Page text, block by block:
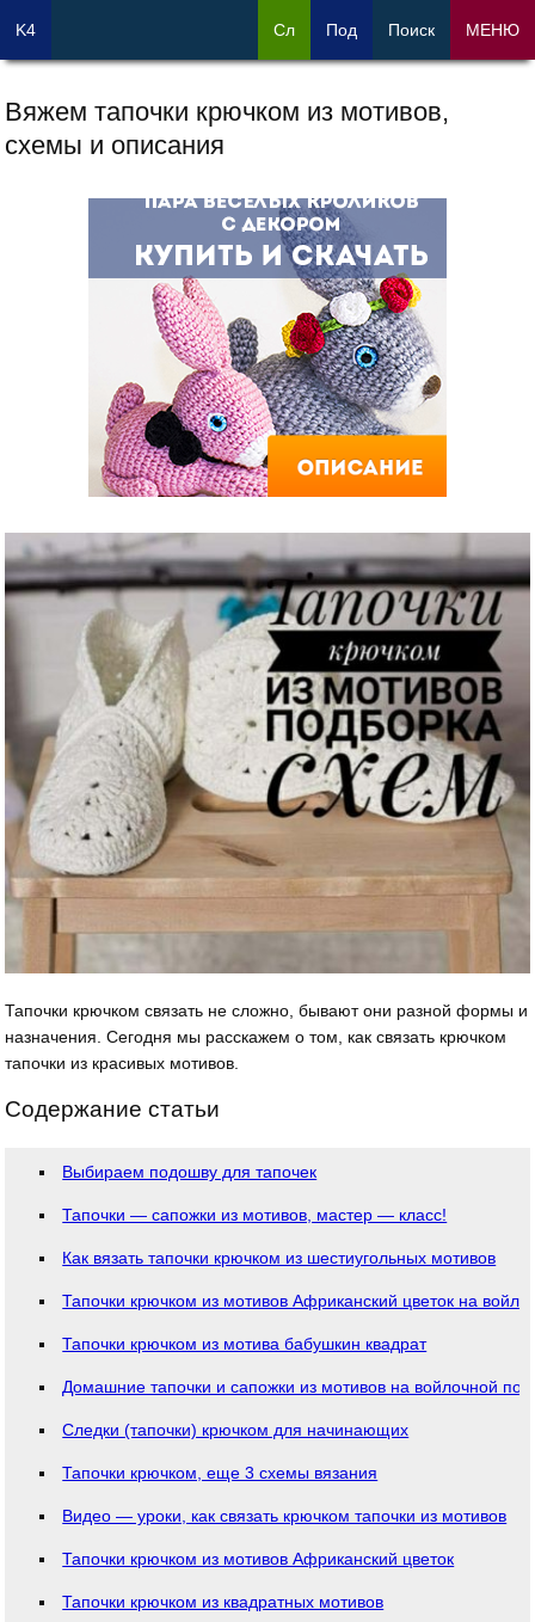
Вяжем тапочки крючком из мотивов,
схемы и описания
Тапочки крючком связать не сложно, бывают они разной формы и
назначения. Сегодня мы расскажем о том, как связать крючком
тапочки из красивых мотивов.
Содержание статьи
Выбираем подошву для тапочек
Тапочки — сапожки из мотивов, мастер — класс!
Как вязать тапочки крючком из шестиугольных мотивов
Тапочки крючком из мотивов Африканский цветок на
Тапочки крючком из мотива бабушкин квадрат
Домашние тапочки и сапожки из мотивов на войлочной
Следки (тапочки) крючком для начинающих
Тапочки крючком, еще 3 схемы вязания
Видео — уроки, как связать крючком тапочки из мотивов
Тапочки крючком из мотивов Африканский цветок
Тапочки крючком из квадратных мотивов
K4 Сл Под Поиск МЕНЮ